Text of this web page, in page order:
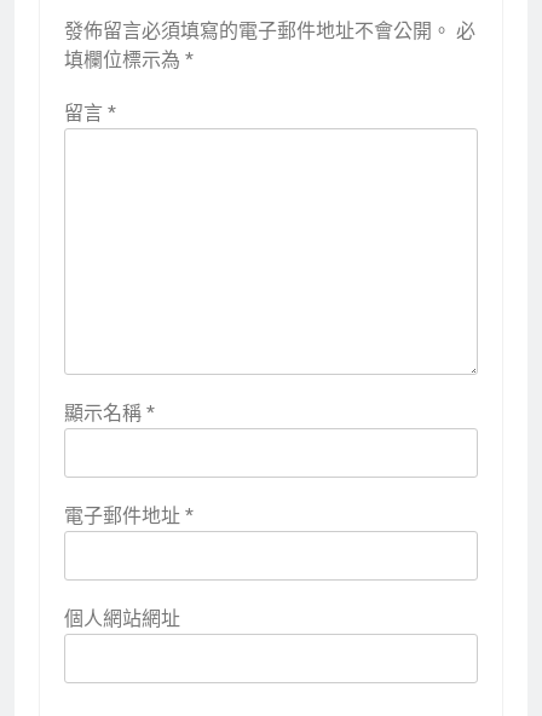
發佈留言必須填寫的電子郵件地址不會公開。 必
填欄位標示為 *
留言 *
顯示名稱 *
電子郵件地址 *
個人網站網址